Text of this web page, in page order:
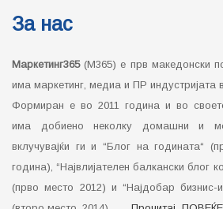
За нас
Маркетинг365(М365) е прв македонски
има маркетинг, медиа и ПР индустријата
Формиран е во 2011 година и во
има добиено неколку домашни и
вклучувајќи ги и “Блог на годината“
година), “Највлијателен балкански блог
(прво место 2012) и “Најдобар бизнис-